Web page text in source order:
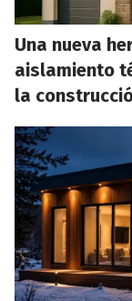
Una nueva
aislamiento
la